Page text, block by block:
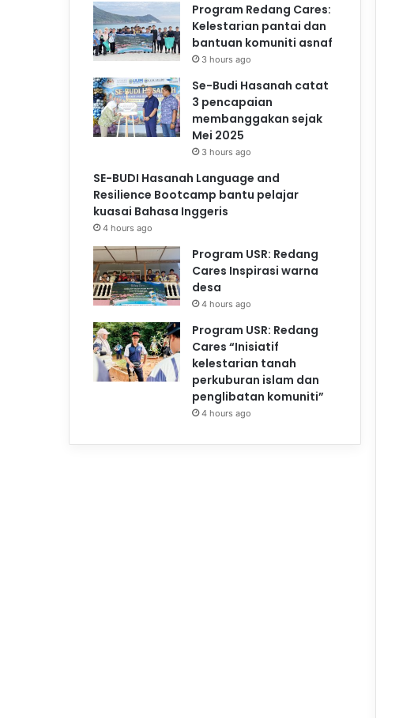
Program Redang Cares:
Kelestarian pantai dan
bantuan komuniti asnaf
3 hours ago
Se-Budi Hasanah catat
3 pencapaian
membanggakan sejak
Mei 2025
3 hours ago
SE-BUDI Hasanah Language and
Resilience Bootcamp bantu pelajar
kuasai Bahasa Inggeris
4 hours ago
Program USR: Redang
Cares Inspirasi warna
desa
4 hours ago
Program USR: Redang
Cares “Inisiatif
kelestarian tanah
perkuburan islam dan
penglibatan komuniti”
4 hours ago